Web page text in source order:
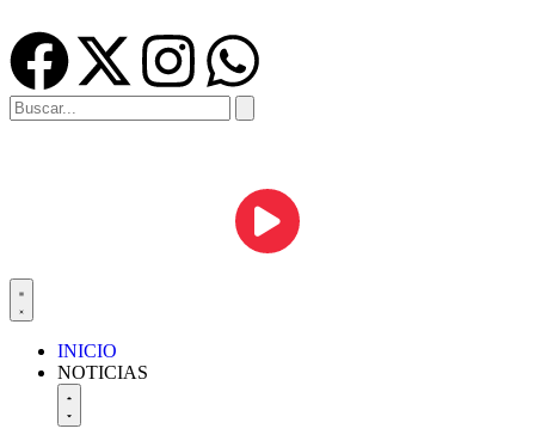
INICIO
NOTICIAS